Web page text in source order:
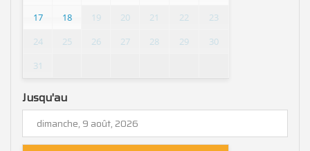
17
18 19 20 21 22
23
24
25 26 27 28 29
30
31
Jusqu'au